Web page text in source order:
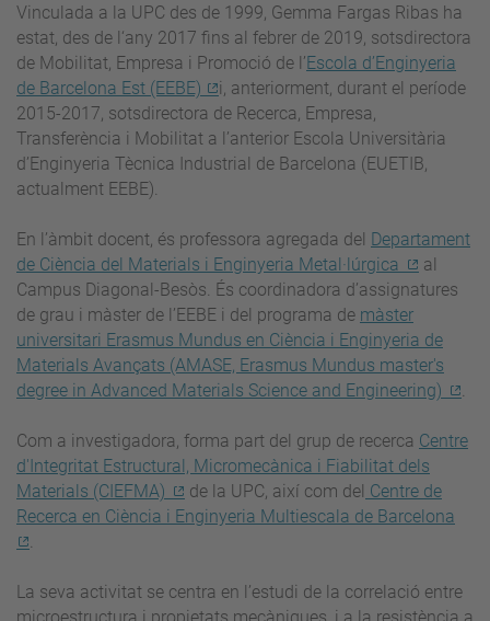
Vinculada a la UPC des de 1999, Gemma Fargas Ribas ha
estat, des de l‘any 2017 fins al febrer de 2019, sotsdirectora
de Mobilitat, Empresa i Promoció de l’Escola d’Enginyeria
de Barcelona Est (EEBE)
i, anteriorment, durant el període
2015-2017, sotsdirectora de Recerca, Empresa,
Transferència i Mobilitat a l’anterior Escola Universitària
d’Enginyeria Tècnica Industrial de Barcelona (EUETIB,
actualment EEBE).
En l’àmbit docent, és professora agregada del Departament
de Ciència del Materials i Enginyeria Metal·lúrgica
al
Campus Diagonal-Besòs. És coordinadora d’assignatures
de grau i màster de l’EEBE i del programa de màster
universitari Erasmus Mundus en Ciència i Enginyeria de
Materials Avançats (AMASE, Erasmus Mundus master's
degree in Advanced Materials Science and Engineering)
Com a investigadora, forma part del grup de recerca Centre
d'Integritat Estructural, Micromecànica i Fiabilitat dels
Materials (CIEFMA)
de la UPC, així com del Centre de
Recerca en Ciència i Enginyeria Multiescala de Barcelona
La seva activitat se centra en l’estudi de la correlació entre
microestructura i propietats mecàniques, i a la resistència a